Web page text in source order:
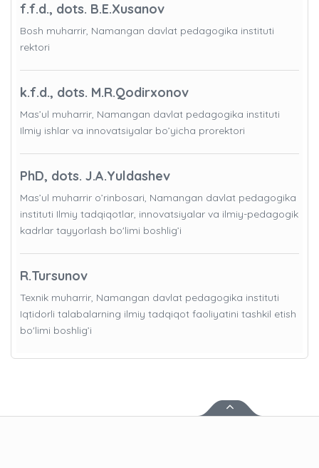
f.f.d., dots. B.E.Xusanov
Bosh muharrir, Namangan davlat pedagogika instituti
rektori
k.f.d., dots. M.R.Qodirxonov
Mas’ul muharrir, Namangan davlat pedagogika instituti
Ilmiy ishlar va innovatsiyalar bo’yicha prorektori
PhD, dots. J.A.Yuldashev
Mas’ul muharrir o’rinbosari, Namangan davlat pedagogika
instituti Ilmiy tadqiqotlar, innovatsiyalar va ilmiy-pedagogik
kadrlar tayyorlash bo'limi boshlig’i
R.Tursunov
Texnik muharrir, Namangan davlat pedagogika instituti
Iqtidorli talabalarning ilmiy tadqiqot faoliyatini tashkil etish
bo'limi boshlig’i